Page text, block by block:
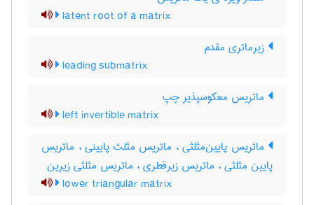
latent root of a matrix
زیرماتری مقدم
leading submatrix
ماتریس معکوسپذیر چپ
left invertible matrix
ماتریس پایین‌مثلثی ، ماتریس مثلث پایینی ، ماتریس
پایین مثلثی ، ماتریس زیرقطری ، ماتریس مثلثی زیرین
lower triangular matrix